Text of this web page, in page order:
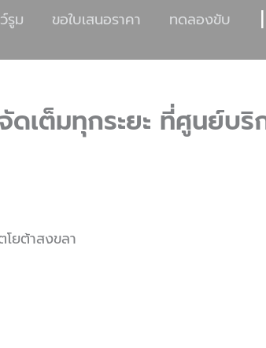
รูม ขอใบเสนอราคา ทดลองขับ |
ต็มทุกระยะ ที่ศูนย์บริ
ยต้าสงขลา